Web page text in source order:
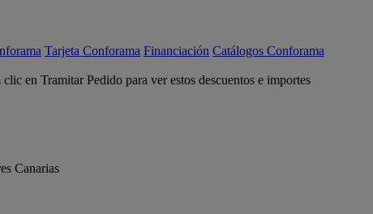
Tarjeta Conforama Financiación Catálogos Conforama
en Tramitar Pedido para ver estos descuentos e importes
Canarias